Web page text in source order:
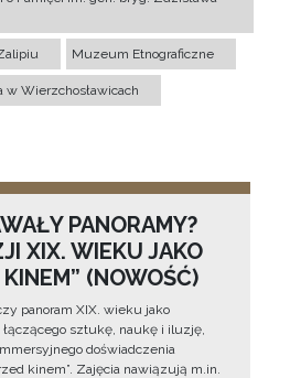
Muzeum Etnograficzne
Wierzchosławicach
PANORAMY?
XIX. WIEKU JAKO
(NOWOŚĆ)
panoram XIX. wieku jako
sztukę, naukę i iluzję,
doświadczenia
kinem”. Zajęcia nawiązują m.in.